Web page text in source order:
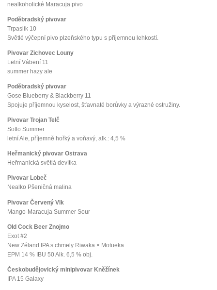
nealkoholické Maracuja pivo
Poděbradský pivovar
Trpaslík 10
Světlé výčepní pivo plzeňského typu s příjemnou lehkostí.
Pivovar Zichovec Louny
Letní Vábení 11
summer hazy ale
Poděbradský pivovar
Gose Blueberry & Blackberry 11
Spojuje příjemnou kyselost, šťavnaté borůvky a výrazné ostružiny.
Pivovar Trojan Telč
Sotto Summer
letní Ale, příjemně hořký a voňavý, alk.: 4,5 %
Heřmanický pivovar Ostrava
Heřmanická světlá devítka
Pivovar Lobeč
Nealko Pšeničná malina
Pivovar Červený Vlk
Mango-Maracuja Summer Sour
Old Cock Beer Znojmo
Exot #2
New Zéland IPA s chmely Riwaka × Motueka
EPM 14 % IBU 50 Alk. 6,5 % obj.
Českobudějovický minipivovar Kněžínek
IPA 15 Galaxy